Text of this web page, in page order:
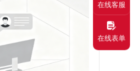
在线客服
在线表单